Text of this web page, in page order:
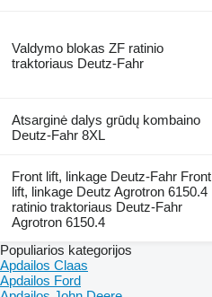
Valdymo blokas ZF ratinio
traktoriaus Deutz-Fahr
Atsarginė dalys grūdų kombaino
Deutz-Fahr 8XL
Front lift, linkage Deutz-Fahr Front
lift, linkage Deutz Agrotron 6150.4
ratinio traktoriaus Deutz-Fahr
Agrotron 6150.4
Populiarios kategorijos
Apdailos Claas
Apdailos Ford